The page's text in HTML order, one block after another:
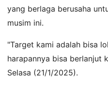
yang berlaga berusaha
musim ini.
"Target kami adalah bisa
harapannya bisa berlanjut
Selasa (21/1/2025).